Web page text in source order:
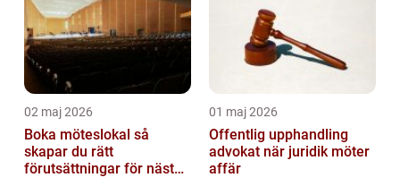
02 maj 2026
Boka möteslokal så
skapar du rätt
förutsättningar för nästa
01 maj 2026
Offentlig upphandling
advokat när juridik möter
affär